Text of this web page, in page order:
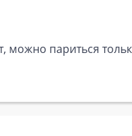
можно париться